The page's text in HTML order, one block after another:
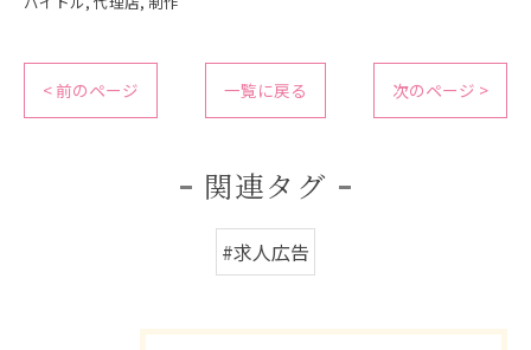
< 前のページ 一覧に戻る 次のページ >
関連タグ
#求人広告